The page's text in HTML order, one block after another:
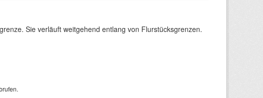
Sie verläuft weitgehend entlang von Flurstücksgrenzen.